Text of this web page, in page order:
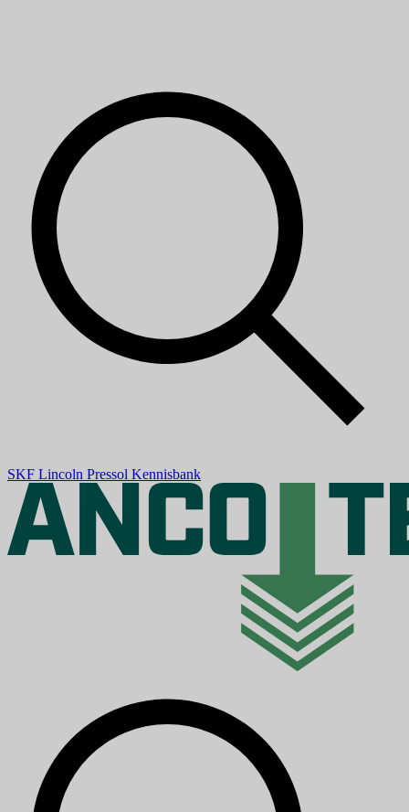
SKF Lincoln Pressol Kennisbank